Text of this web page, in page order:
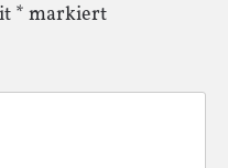
* markiert